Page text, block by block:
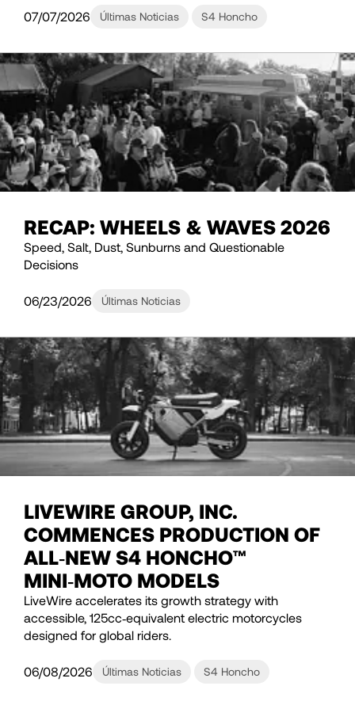
07/07/2026 Últimas Noticias S4 Honcho
RECAP: WHEELS & WAVES 2026
Speed, Salt, Dust, Sunburns and Questionable
Decisions
06/23/2026 Últimas Noticias
LIVEWIRE GROUP, INC.
COMMENCES PRODUCTION OF
ALL‑NEW S4 HONCHO™
MINI‑MOTO MODELS
LiveWire accelerates its growth strategy with
accessible, 125cc‑equivalent electric motorcycles
designed for global riders.
06/08/2026 Últimas Noticias S4 Honcho